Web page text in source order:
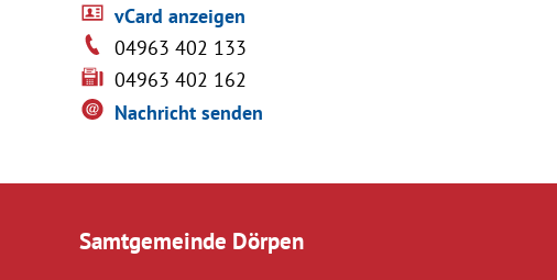
vCard anzeigen
04963 402 133
04963 402 162
Nachricht senden
Samtgemeinde Dörpen